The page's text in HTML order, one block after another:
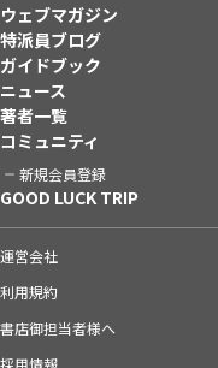
ウェブマガジン
特派員ブログ
ガイドブック
ニュース
著者一覧
コミュニティ
新規会員登録
GOOD LUCK TRIP
運営会社
利用規約
書店御担当者様へ
採用情報